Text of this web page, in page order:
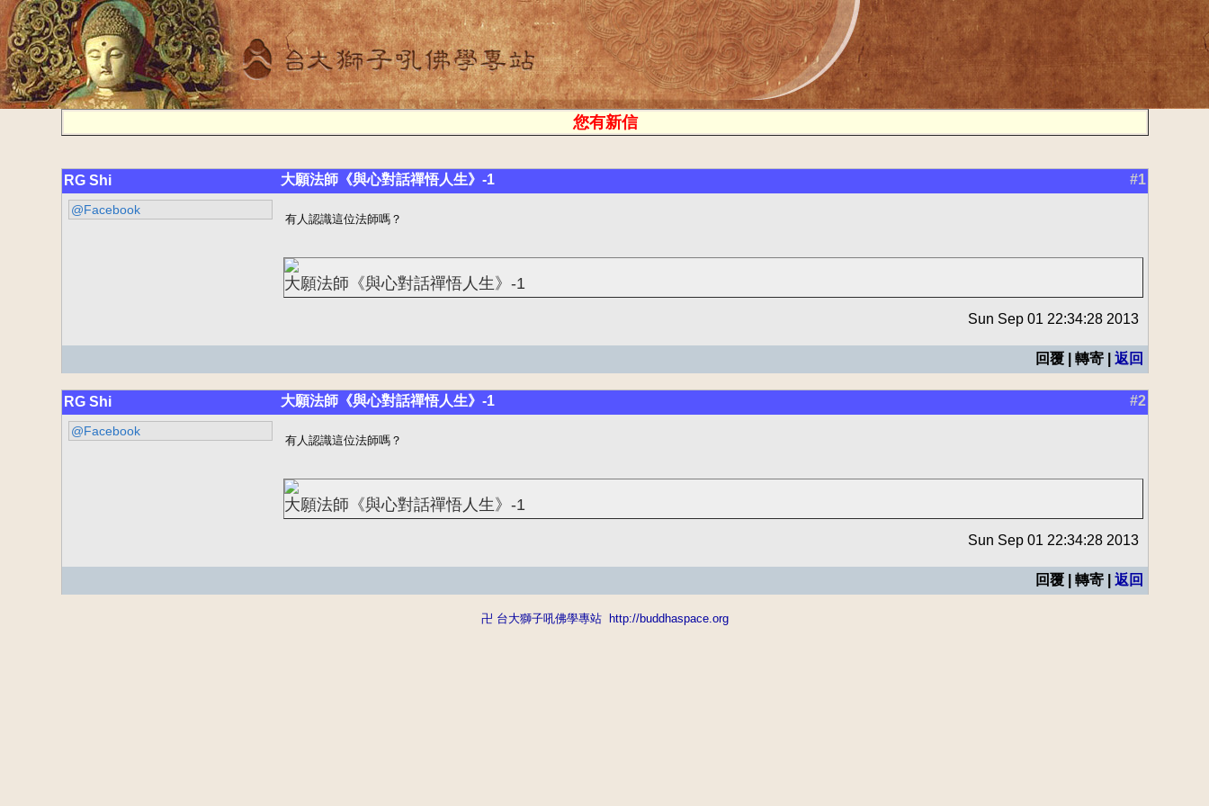
您有新信
RG Shi 大願法師《與心對話禪悟人生》-1 #1
@Facebook
有人認識這位法師嗎？
大願法師《與心對話禪悟人生》-1
Sun Sep 01 22:34:28 2013
回覆 | 轉寄 | 返回
RG Shi 大願法師《與心對話禪悟人生》-1 #2
@Facebook
有人認識這位法師嗎？
大願法師《與心對話禪悟人生》-1
Sun Sep 01 22:34:28 2013
回覆 | 轉寄 | 返回
卍 台大獅子吼佛學專站 http://buddhaspace.org